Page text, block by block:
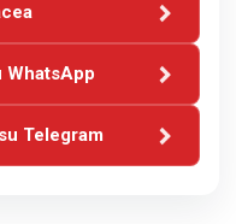
WhatsApp
Telegram